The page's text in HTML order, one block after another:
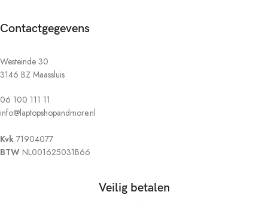
Contactgegevens
Westeinde 30
3146 BZ Maassluis
06 100 111 11
info@laptopshopandmore.nl
Kvk 71904077
BTW NL001625031B66
Veilig betalen